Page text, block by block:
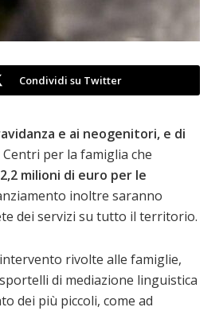
Condividi su Twitter
e ai neogenitori, e di
per la famiglia che
milioni di euro per le
inoltre saranno
dei servizi su tutto il territorio.
rivolte alle famiglie,
di mediazione linguistica
dei più piccoli, come ad